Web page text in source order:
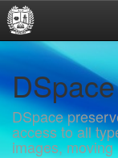
navigation
DSpace
access to all
images,